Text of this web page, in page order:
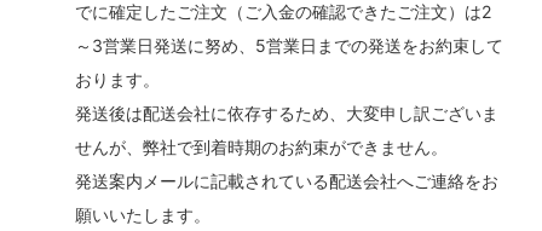
でに確定したご注文（ご入金の確認できたご注文）は2
～3営業日発送に努め、5営業日までの発送をお約束して
おります。
発送後は配送会社に依存するため、大変申し訳ございま
せんが、弊社で到着時期のお約束ができません。
発送案内メールに記載されている配送会社へご連絡をお
願いいたします。